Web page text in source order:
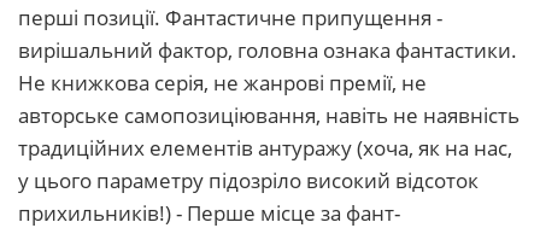
перші позиції. Фантастичне припущення -
вирішальний фактор, головна ознака фантастики.
Не книжкова серія, не жанрові премії, не
авторське самопозиціювання, навіть не наявність
традиційних елементів антуражу (хоча, як на нас,
у цього параметру підозріло високий відсоток
прихильників!) - Перше місце за фант-